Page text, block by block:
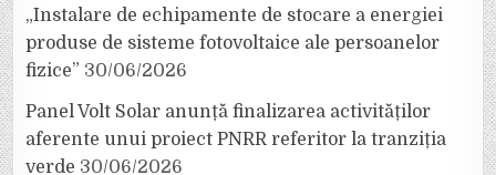
„Instalare de echipamente de stocare a energiei
produse de sisteme fotovoltaice ale persoanelor
fizice” 30/06/2026
Panel Volt Solar anunță finalizarea activităților
aferente unui proiect PNRR referitor la tranziția
verde 30/06/2026